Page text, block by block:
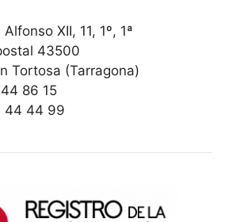
XII, 11, 1º, 1ª
43500
Tortosa (Tarragona)
86 15
44 44 99